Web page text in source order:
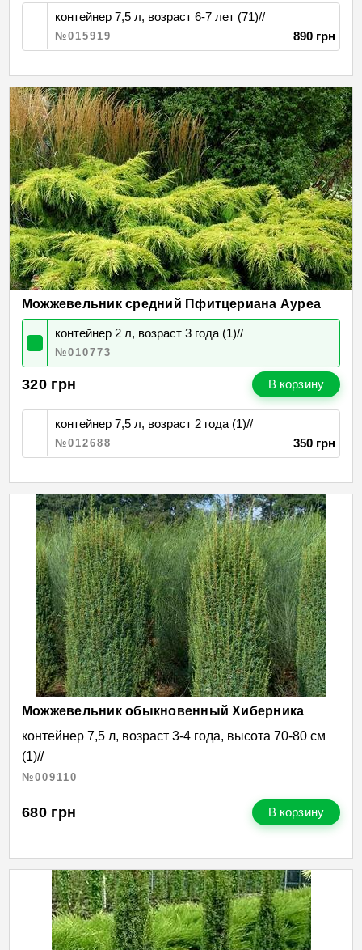
контейнер 7,5 л, возраст 6-7 лет (71)//
№015919 890 грн
Можжевельник средний Пфитцериана Ауреа
контейнер 2 л, возраст 3 года (1)//
№010773
320 грн В корзину
контейнер 7,5 л, возраст 2 года (1)//
№012688 350 грн
Можжевельник обыкновенный Хиберника
контейнер 7,5 л, возраст 3-4 года, высота 70-80 см
(1)//
№009110
680 грн В корзину